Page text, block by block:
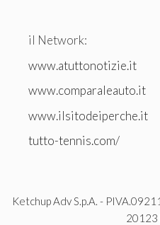
il Network:
www.atuttonotizie.it
www.comparaleauto.it
www.ilsitodeiperche.it
tutto-tennis.com/
Ketchup Adv S.p.A. -
20123